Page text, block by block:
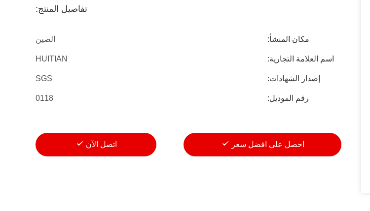
تفاصيل المنتج:
مكان المنشأ: الصين
اسم العلامة التجارية: HUITIAN
إصدار الشهادات: SGS
رقم الموديل: 0118
احصل على افضل سعر اتصل الآن